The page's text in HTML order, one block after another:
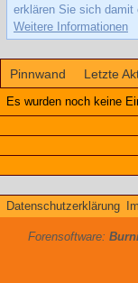
erklären Sie sich damit
Weitere Informationen
Pinnwand Letzte
Es wurden noch keine
Datenschutzerklärung
Forensoftware: